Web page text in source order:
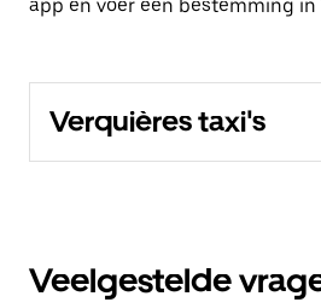
app en voer een bestemming in
Verquières taxi's
Veelgestelde